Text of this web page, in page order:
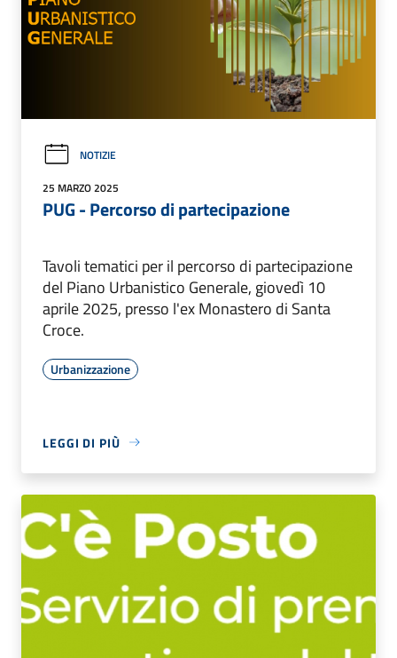
NOTIZIE
25 MARZO 2025
PUG - Percorso di partecipazione
Tavoli tematici per il percorso di partecipazione
del Piano Urbanistico Generale, giovedì 10
aprile 2025, presso l'ex Monastero di Santa
Croce.
Urbanizzazione
LEGGI DI PIÙ